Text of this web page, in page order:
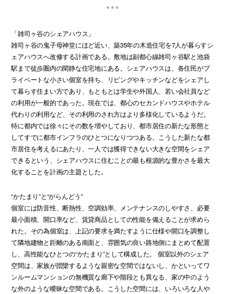
「雑司ヶ谷のシェアハウス」
雑司ヶ谷の鬼子母神堂にほど近い、築35年の木造住宅を7人が暮らすシ
ェアハウスへ改修する計画である。敷地は副都心線雑司ヶ谷駅と池袋
駅まで徒歩圏内の閑静な住宅地にある。シェアハウスは、各住民がプ
ライベートな小さい個室を持ち、リビングやキッチンなどをシェアし
て暮らす住まい方であり、もともとは学生や外国人、若い会社員など
の利用が一般的であった。現在では、都心のセカンドハウスやホテル
代わりの利用など、その利用のされ方はより多様化しているようだ。
特に都内では徐々にその数を増やしており、都市居住の新たな形態と
してすでに都市インフラのひとつになりつつある。こうした新たな都
市居住を考えるにあたり、一人では獲得できない大きな空間をシェア
できるという、シェアハウスに住むことの最も根源的な豊かさを最大
化することを計画の主題とした。
“かたまり”と“がらんどう”
個室には防音性、断熱性、空調効率、メンテナンスのしやすさ、必要
最小面積、開口率など、賃貸商品としての性能を備えることが求めら
れた。その為個室は、上記の要求を満たすように仕様や開口を調整し
て隣地建物と距離のある南面と、雰囲気の良い路地側にまとめて配置
し、高性能なひとつの“かたまり”として構成した。 個室以外のシェア
空間は、家族が団欒するような親密な空間ではないし、かといってワ
ンルームマンションの無機質な廊下や階段とも異なる、家の中のよう
な外のような曖昧な空間である。こうした空間には、いろいろな人や